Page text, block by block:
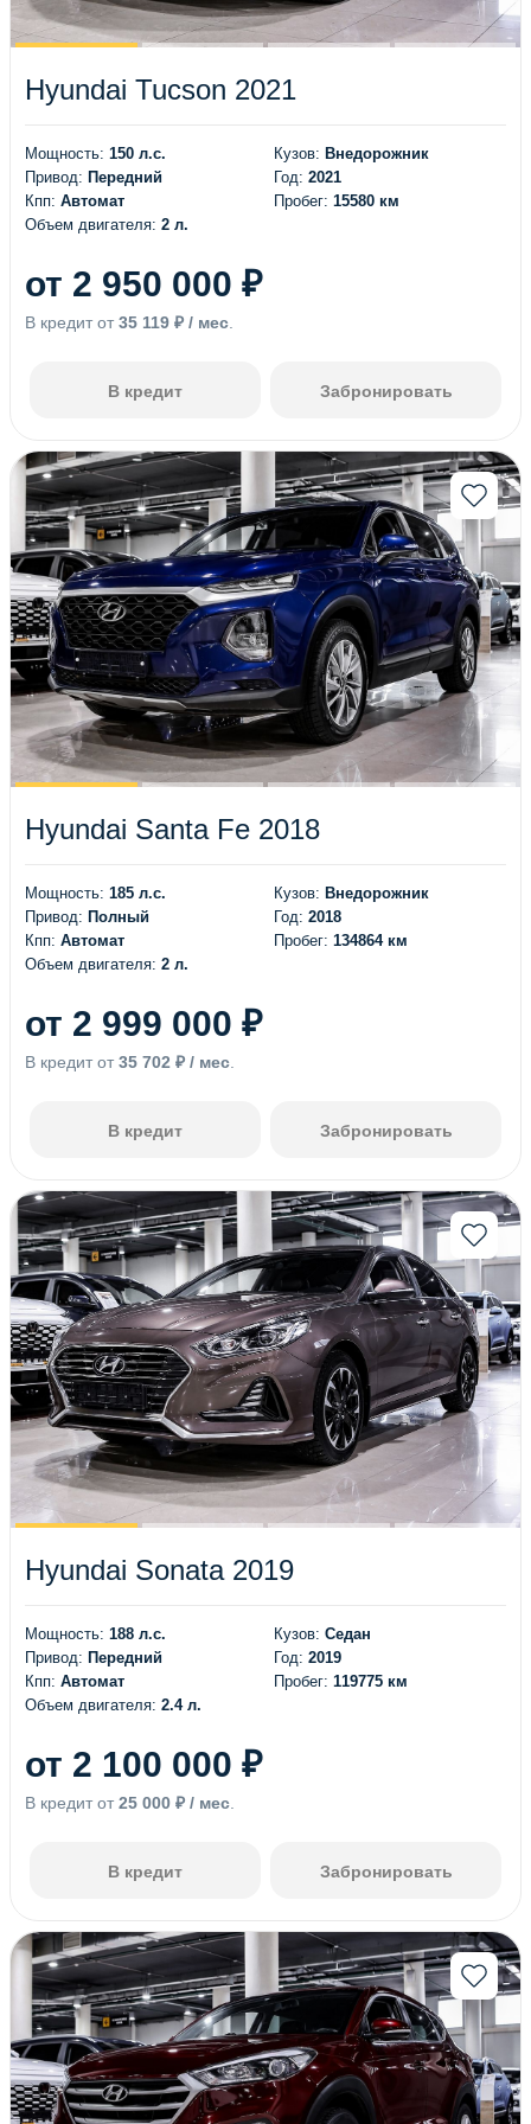
Hyundai Tucson 2021
Мощность: 150 л.с.
Привод: Передний
Кпп: Автомат
Объем двигателя: 2 л.
Кузов: Внедорожник
Год: 2021
Пробег: 15580 км
от 2 950 000 ₽
В кредит от 35 119 ₽ / мес
В кредит Забронировать
Hyundai Santa Fe 2018
Мощность: 185 л.с.
Привод: Полный
Кпп: Автомат
Объем двигателя: 2 л.
Кузов: Внедорожник
Год: 2018
Пробег: 134864 км
от 2 999 000 ₽
В кредит от 35 702 ₽ / мес.
В кредит Забронировать
Hyundai Sonata 2019
Мощность: 188 л.с.
Привод: Передний
Кпп: Автомат
Объем двигателя: 2.4 л.
Кузов: Седан
Год: 2019
Пробег: 119775 км
от 2 100 000 ₽
В кредит от 25 000 ₽ / мес
В кредит Забронировать